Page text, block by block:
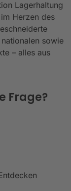
Lagerhaltung
Herzen des
sowie
– alles aus
Frage?